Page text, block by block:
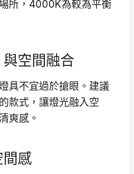
所，4000K為較為平衡
空間融合
具不宜過於搶眼。建議
款式，讓燈光融入空
爽感。
間感